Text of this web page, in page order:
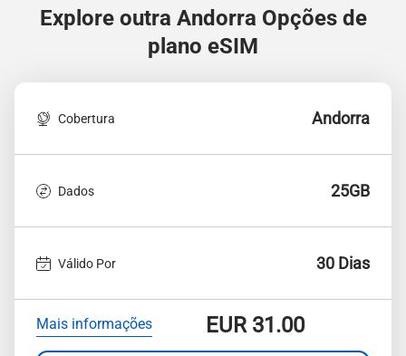
Explore outra Andorra Opções de
plano eSIM
Cobertura Andorra
Dados 25GB
Válido Por 30 Dias
Mais informações EUR31.00